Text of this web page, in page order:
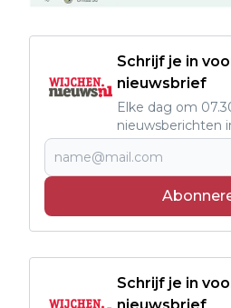
Schrijf je in
nieuwsbrief
Elke dag om
nieuwsberichten
Schrijf je in